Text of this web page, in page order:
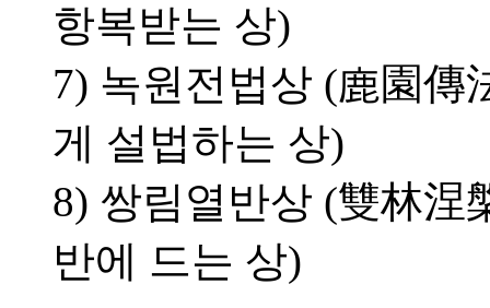
항복받는 상)
7) 녹원전법상 (鹿園傳
게 설법하는 상)
8) 쌍림열반상 (雙林涅
반에 드는 상)